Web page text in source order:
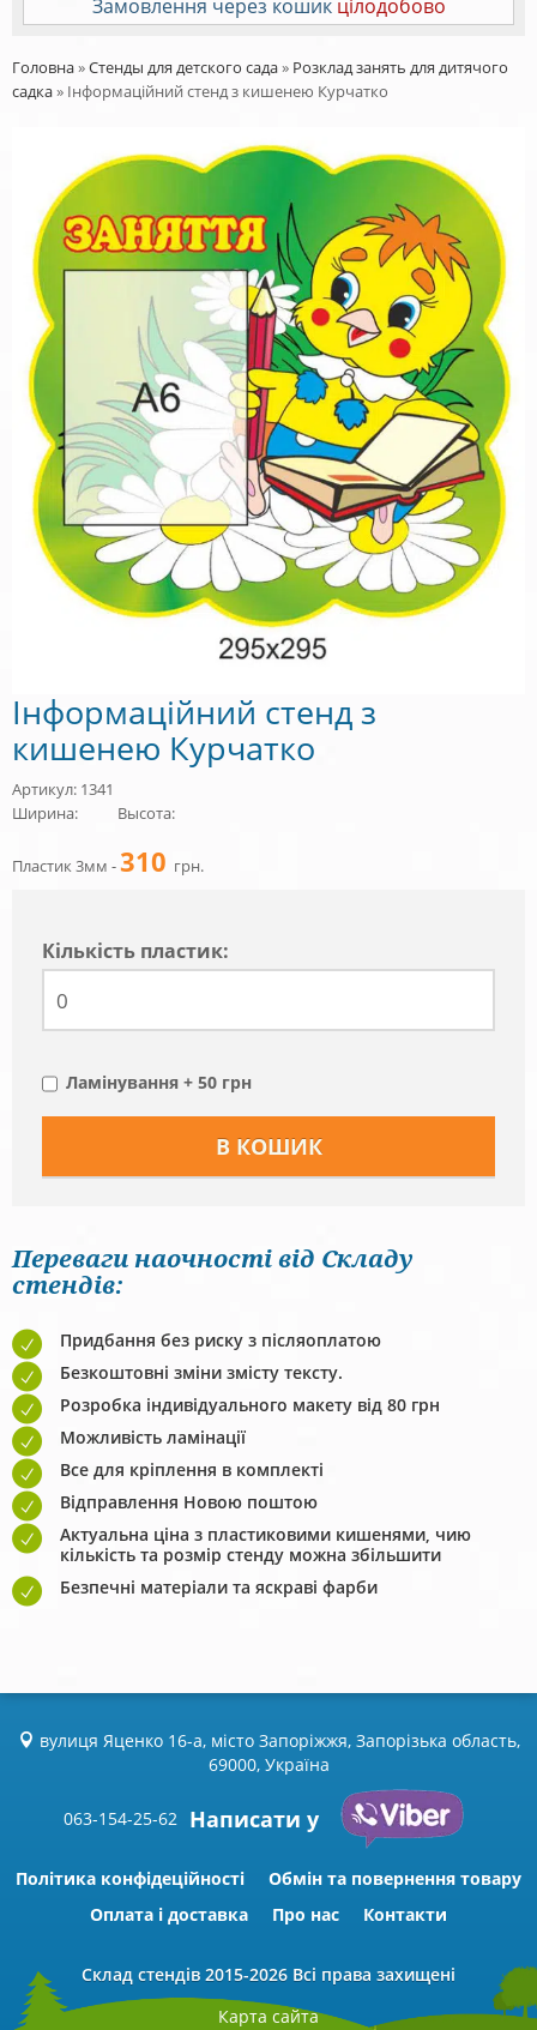
Замовлення через кошик цілодобово
Головна»Стенды для детского сада» Розклад занять для дитячого
садка» Інформаційний стенд з кишенею Курчатко
Інформаційний стенд з
кишенею Курчатко
Артикул: 1341
Ширина:
Высота:
Пластик 3мм -310 грн.
Кiлькiсть пластик:
Ламінування + 50 грн
Переваги наочності від Складу
стендів:
Придбання без риску з післяоплатою
Безкоштовні зміни змісту тексту.
Розробка індивідуального макету від 80 грн
Можливість ламінації
Все для кріплення в комплекті
Відправлення Новою поштою
Актуальна ціна з пластиковими кишенями, чию
кількість та розмір стенду можна збільшити
Безпечні матеріали та яскраві фарби
вулиця Яценко 16-а, місто Запоріжжя, Запорізька область,
69000, Україна
063-154-25-62 Написати у
Політика конфідеційності
Обмін та повернення товару
Оплата і доставка
Про нас Контакти
Склад стендів 2015-2026 Всі права захищені
Карта сайта